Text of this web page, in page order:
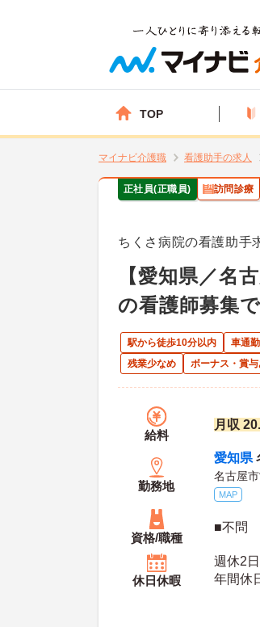
TOP
マイナビ介護職 看護助手の求人
正社員(正職員) 訪問診療
ちくさ病院の看護助手
【愛知県／名
の看護師募集
駅から徒歩10分以内 車通
残業少なめ
ボーナス・賞与
給料
月収
勤務地
愛知県
名古屋
MAP
資格/職種
■不問
休日休暇
週休2
年間休日日数：